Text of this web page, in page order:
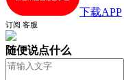
下载APP
订阅 客服
随便说点什么